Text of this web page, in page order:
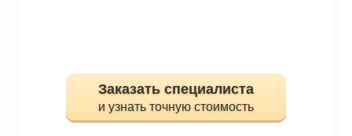
Заказать специалиста
и узнать точную стоимость